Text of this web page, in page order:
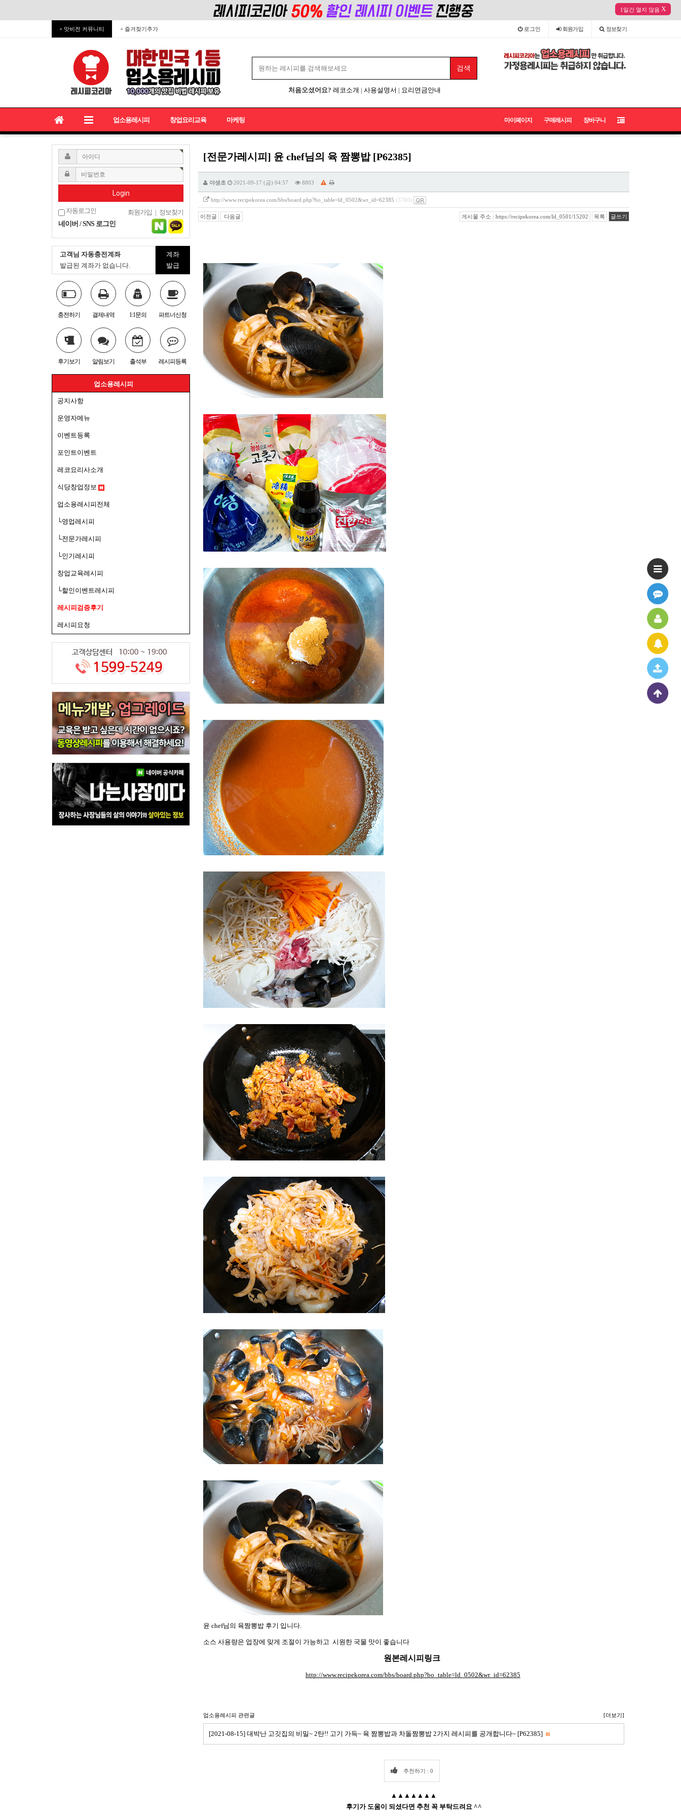
1일간 열지 않음 X
+ 맛비전 커뮤니티 + 즐겨찾기추가 로그인 회원가입 정보찾기
처음오셨어요? 레코소개 | 사용설명서 | 요리연금안내
마이페이지 구매레시피 장바구니
업소용레시피 창업요리교육 마케팅
Login
자동로그인 회원가입 | 정보찾기
네이버 / SNS 로그인
고객님 자동충전계좌
발급된 계좌가 없습니다.
계좌
발급
충전하기 결제내역 1:1문의 파트너신청
후기보기 알림보기 출석부 레시피등록
업소용레시피
공지사항
운영자메뉴
이벤트등록
포인트이벤트
레코요리사소개
식당창업정보
업소용레시피전체
└영업레시피
└전문가레시피
└인기레시피
창업교육레시피
└할인이벤트레시피
레시피검증후기
레시피요청
[전문가레시피] 윤 chef님의 육 짬뽕밥 [P62385]
야생초 2021-09-17 (금) 04:57 8803
http://www.recipekorea.com/bbs/board.php?bo_table=ld_0502&wr_id=62385 (3760)
이전글 다음글 게시물 주소 : https://recipekorea.com/ld_0501/15202 목록 글쓰기
윤 chef님의 육짬뽕밥 후기 입니다.
소스 사용량은 업장에 맞게 조절이 가능하고 시원한 국물 맛이 좋습니다
원본레시피링크
http://www.recipekorea.com/bbs/board.php?bo_table=ld_0502&wr_id=62385
업소용레시피 관련글 [더보기]
[2021-08-15] 대박난 고깃집의 비밀~ 2탄!! 고기 가득~ 육 짬뽕밥과 차돌짬뽕밥 2가지 레시피를 공개합니다~ [P62385] 81
추천하기 : 0
▲▲▲▲▲▲▲
후기가 도움이 되셨다면 추천 꼭 부탁드려요 ^^